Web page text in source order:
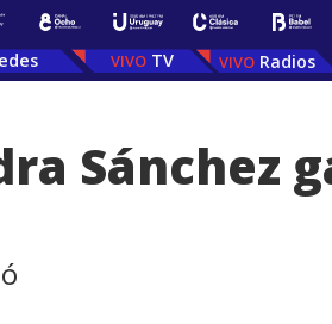
TV Radios
Sánchez